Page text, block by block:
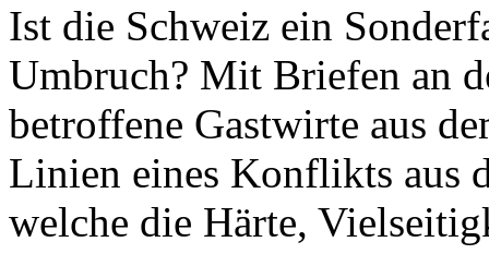
Ist die Schweiz ein
Umbruch? Mit Briefen an
betroffene Gastwirte aus
Linien eines Konflikts aus
welche die Härte,